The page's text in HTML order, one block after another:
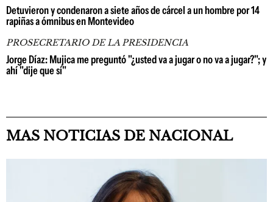
Detuvieron y condenaron a siete años de cárcel a un hombre por 14
rapiñas a ómnibus en Montevideo
PROSECRETARIO DE LA PRESIDENCIA
Jorge Díaz: Mujica me preguntó "¿usted va a jugar o no va a jugar?"; y
ahí "dije que sí"
MAS NOTICIAS DE NACIONAL